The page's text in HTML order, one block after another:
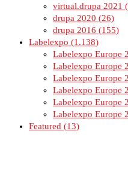
virtual.drupa 2021
drupa 2020
26
drupa 2016
155
Labelexpo
1.138
Labelexpo Europe
Labelexpo Europe
Labelexpo Europe
Labelexpo Europe
Labelexpo Europe
Labelexpo Europe
Featured
13